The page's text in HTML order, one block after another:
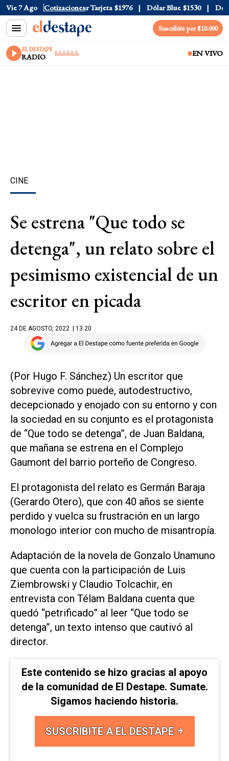
Vie 7 Ago Cotizaciones
Oficial $1520 Dólar Tarjeta $1976 Dólar Blue $1530 Dólar
Suscribite por $10.000
EL DESTAPE
RADIO EN VIVO
CINE
Se estrena "Que todo se
detenga", un relato sobre el
pesimismo existencial de un
escritor en picada
24 DE AGOSTO, 2022 | 13.20
(Por Hugo F. Sánchez) Un escritor que
sobrevive como puede, autodestructivo,
decepcionado y enojado con su entorno y con
la sociedad en su conjunto es el protagonista
de “Que todo se detenga”, de Juan Baldana,
que mañana se estrena en el Complejo
Gaumont del barrio porteño de Congreso.
El protagonista del relato es Germán Baraja
(Gerardo Otero), que con 40 años se siente
perdido y vuelca su frustración en un largo
monologo interior con mucho de misantropía.
Adaptación de la novela de Gonzalo Unamuno
que cuenta con la participación de Luis
Ziembrowski y Claudio Tolcachir, en
entrevista con Télam Baldana cuenta que
quedó “petrificado” al leer “Que todo se
detenga”, un texto intenso que cautivó al
director.
Este contenido se hizo gracias al apoyo
de la comunidad de El Destape. Sumate.
Sigamos haciendo historia.
SUSCRIBITE A EL DESTAPE